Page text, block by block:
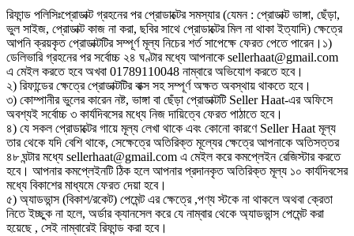
রিফান্ড পলিসিঃপ্রোডাক্ট গ্রহনের পর প্রোডাক্টের সমস্যার (যেমন : প্রোডাক্ট ভাঙ্গা, ছেঁড়া,
ভুল সাইজ, প্রোডাক্ট কাজ না করা, ছবির সাথে প্রোডাক্টের মিল না থাকা ইত্যাদি) ক্ষেত্রে
আপনি ক্রয়কৃত প্রোডাক্টটির সম্পূর্ণ মূল্য নিচের শর্ত সাপেক্ষে ফেরত পেতে পারেন।১)
ডেলিভারি গ্রহনের পর সর্বোচ্চ ২৪ ঘণ্টার মধ্যে আপনাকে sellerhaat@gmail.com
এ মেইল করতে হবে অখবা 01789110048 নাম্বারে অভিযোগ করতে হবে।
২) রিফান্ডের ক্ষেত্রে প্রোডাক্টটির বাক্স সহ সম্পূর্ণ অক্ষত অবস্থায় থাকতে হবে।
৩) কোম্পানীর ভুলের কারেন নষ্ট, ভাঙ্গা বা ছেঁড়া প্রোডাক্টটি Seller Haat-এর অফিসে
অবশ্যই সর্বোচ্চ ৩ কার্যদিবসের মধ্যে নিজ দায়িত্বে ফেরত পাঠাতে হবে।
৪) যে সকল প্রোডাক্টের গায়ে মূল্য লেখা থাকে এবং কোনো কারণে Seller Haat মূল্য
তার থেকে যদি বেশি থাকে, সেক্ষেত্রে অতিরিক্ত মূল্যের ক্ষেত্রে আপনাকে অতিসত্তর
৪৮ ঘন্টার মধ্যে sellerhaat@gmail.com এ মেইল করে কমপ্লেইন রেজিস্টার করতে
হবে। আপনার কমপ্লেইনটি ঠিক হলে আপনার প্রদানকৃত অতিরিক্ত মূল্য ১০ কার্যদিবসের
মধ্যে বিকাশের মাধ্যমে ফেরত দেয়া হবে।
৫) অ্যাডভান্স (বিকাশ/রকেট) পেমেন্ট এর ক্ষেত্রে ,পণ্য স্টকে না থাকলে অথবা ক্রেতা
নিতে ইচ্ছুক না হলে, অর্ডার ক্যানসেল করে যে নাম্বার থেকে অ্যাডভান্স পেমেন্ট করা
হয়েছে , সেই নাম্বারেই রিফান্ড করা হবে।